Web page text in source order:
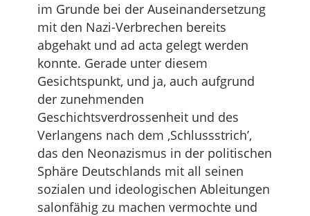
im Grunde bei der Auseinandersetzung
mit den Nazi-Verbrechen bereits
abgehakt und ad acta gelegt werden
konnte. Gerade unter diesem
Gesichtspunkt, und ja, auch aufgrund
der zunehmenden
Geschichtsverdrossenheit und des
Verlangens nach dem ‚Schlussstrich’,
das den Neonazismus in der politischen
Sphäre Deutschlands mit all seinen
sozialen und ideologischen Ableitungen
salonfähig zu machen vermochte und